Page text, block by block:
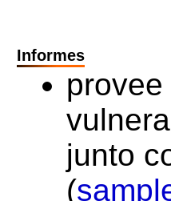
Informes
junto
(